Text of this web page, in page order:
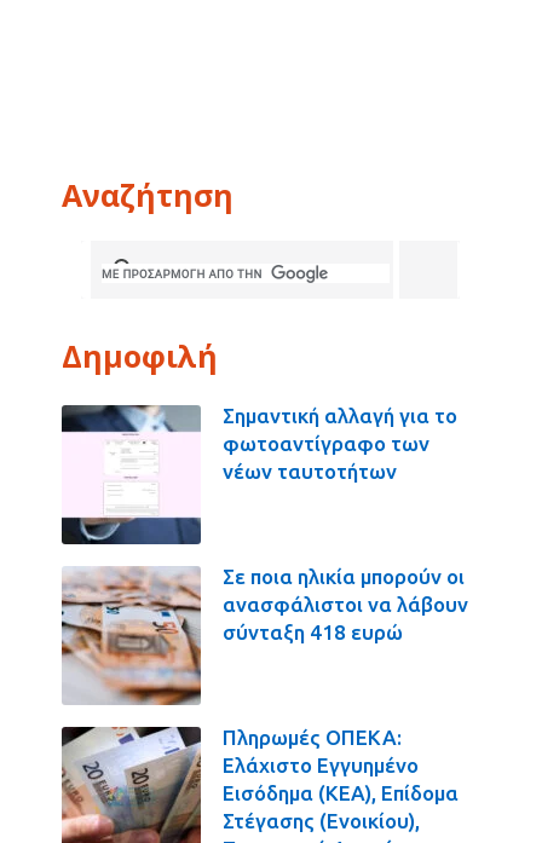
Αναζήτηση
Δημοφιλή
Σημαντική αλλαγή για το
φωτοαντίγραφο των
νέων ταυτοτήτων
Σε ποια ηλικία μπορούν οι
ανασφάλιστοι να λάβουν
σύνταξη 418 ευρώ
Πληρωμές ΟΠΕΚΑ:
Ελάχιστο Εγγυημένο
Εισόδημα (ΚΕΑ), Επίδομα
Στέγασης (Ενοικίου),